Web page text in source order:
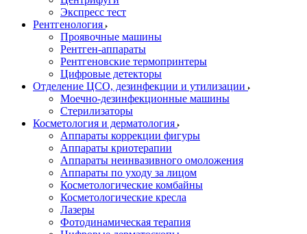
Экспресс тест
Рентгенология
Проявочные машины
Рентген-аппараты
Рентгеновские термопринтеры
Цифровые детекторы
Отделение ЦСО, дезинфекции и утилизации
Моечно-дезинфекционные машины
Стерилизаторы
Косметология и дерматология
Аппараты коррекции фигуры
Аппараты криотерапии
Аппараты неинвазивного омоложения
Аппараты по уходу за лицом
Косметологические комбайны
Косметологические кресла
Лазеры
Фотодинамическая терапия